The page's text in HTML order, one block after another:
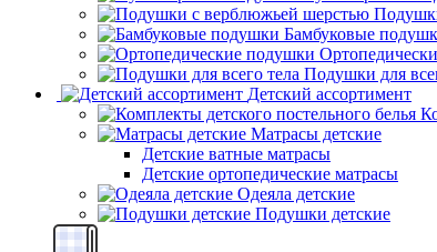
Бамбуковые
Подушки для
Детский ассортимент
Матрасы детские
Детские ватные матрасы
Детские ортопедические матрасы
Одеяла детские
Подушки детские